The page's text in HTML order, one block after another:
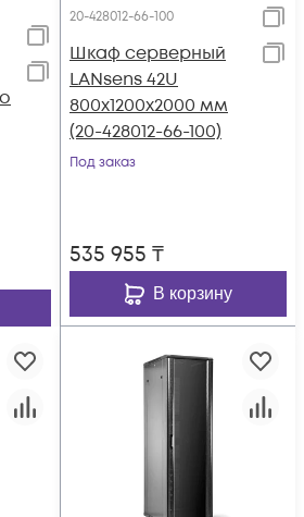
20-428012-66-100
Шкаф серверный
LANsens 42U
800x1200x2000 мм
(20-428012-66-100)
Под заказ
535 955 ₸
В корзину